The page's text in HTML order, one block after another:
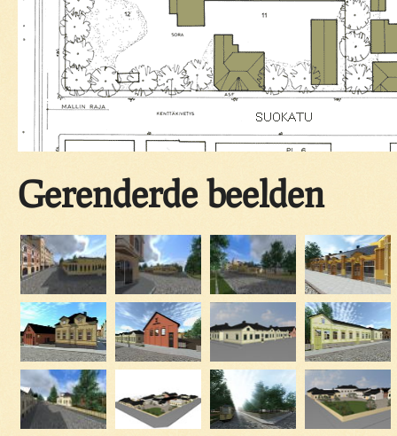
Gerenderde beelden